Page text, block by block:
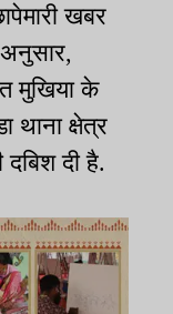
खबर
मुखिया के
क्षेत्र
दी है.